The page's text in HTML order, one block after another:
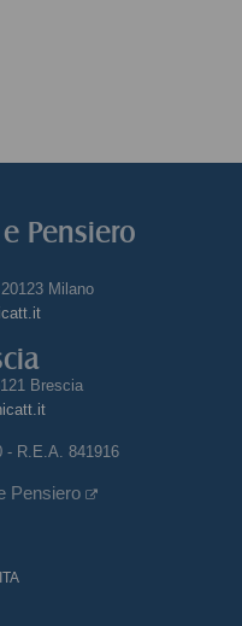
Pensiero
Milano
Brescia
- R.E.A. 841916
Pensiero